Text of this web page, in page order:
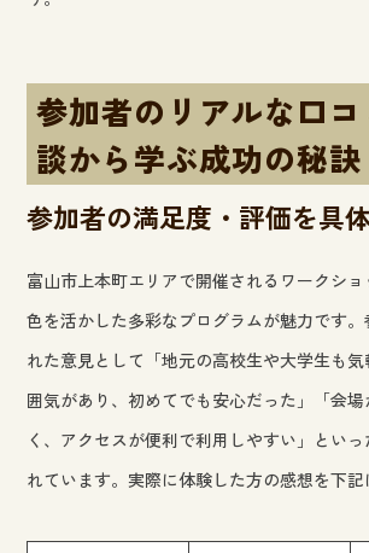
参加者のリアルな口
談から学ぶ成功の秘訣
参加者の満足度・評価を具
富山市上本町エリアで開催されるワークシ
色を活かした多彩なプログラムが魅力です
れた意見として「地元の高校生や大学生も
囲気があり、初めてでも安心だった」「会
く、アクセスが便利で利用しやすい」とい
れています。実際に体験した方の感想を下記